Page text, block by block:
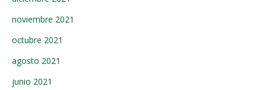
noviembre 2021
octubre 2021
agosto 2021
junio 2021